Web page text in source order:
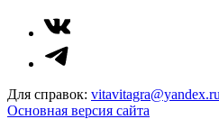
Для справок: vitavitagra@yandex.ru
Основная версия сайта